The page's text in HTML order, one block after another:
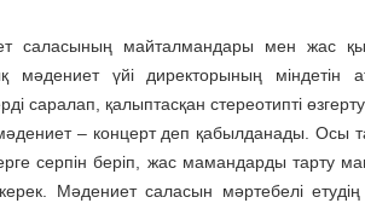
саласының майталмандары мен жас
мәдениет үйі директорының
саралап, қалыптасқан стереотипті
– концерт деп қабылданады. Осы
серпін беріп, жас мамандарды
керек. Мәдениет саласын мәртебелі